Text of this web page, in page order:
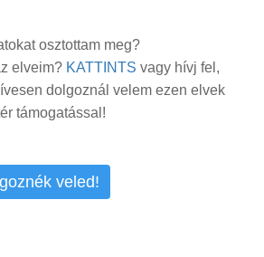
osztottam meg?
elveim? KATTINTS vagy hívj fel,
dolgoznál velem ezen elvek
támogatással!
veled!